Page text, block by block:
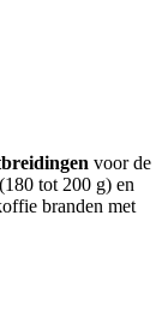
voor de
tot 200 g) en
branden met